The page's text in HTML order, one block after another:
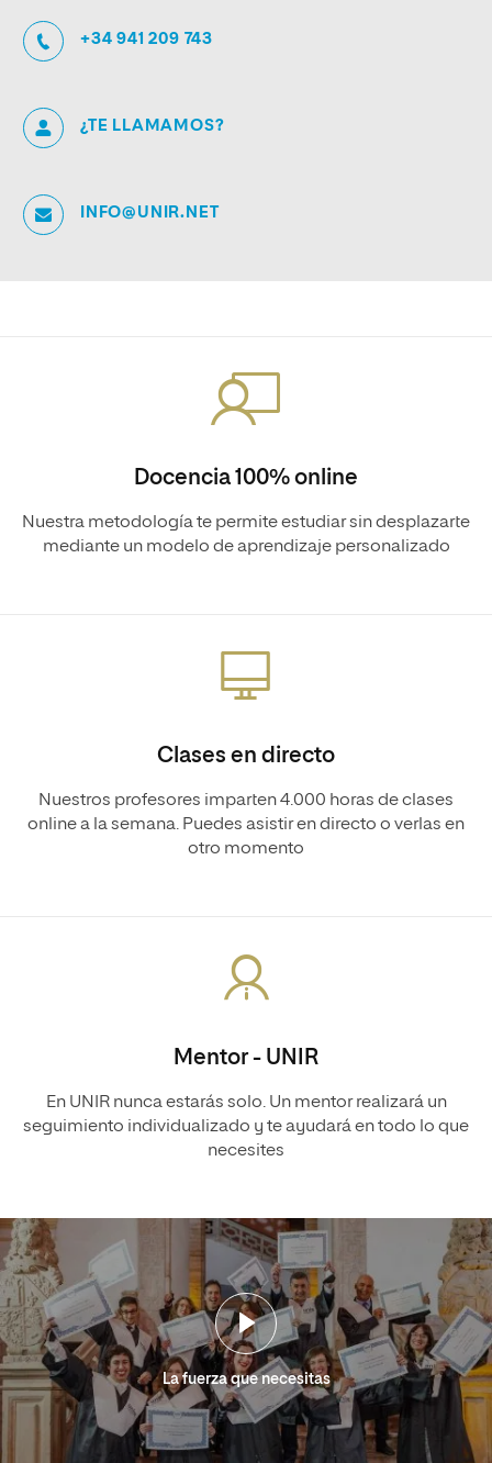
+34 941 209 743
¿TE LLAMAMOS?
INFO@UNIR.NET
Docencia 100% online
Nuestra metodología te permite estudiar sin desplazarte
mediante un modelo de aprendizaje personalizado
Clases en directo
Nuestros profesores imparten 4.000 horas de clases
online a la semana. Puedes asistir en directo o verlas en
otro momento
Mentor - UNIR
En UNIR nunca estarás solo. Un mentor realizará un
seguimiento individualizado y te ayudará en todo lo que
necesites
La fuerza que necesitas